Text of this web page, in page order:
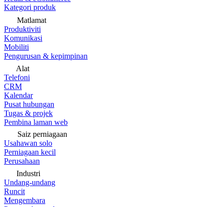
Kategori produk
Matlamat
Produktiviti
Komunikasi
Mobiliti
Pengurusan & kepimpinan
Alat
Telefoni
CRM
Kalendar
Pusat hubungan
Tugas & projek
Pembina laman web
Saiz perniagaan
Usahawan solo
Perniagaan kecil
Perusahaan
Industri
Undang-undang
Runcit
Mengembara